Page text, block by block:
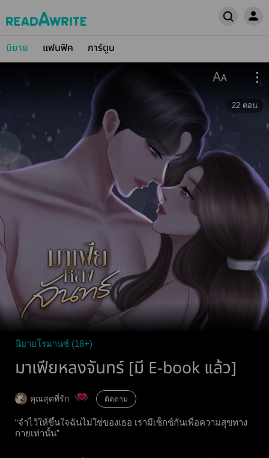
นิยาย แฟนฟิค การ์ตูน
22 ตอน
นิยายโรมานซ์ (18+)
มาเฟียหลงจันทร์ [มี E-book แล้ว]
คุณสุดที่รัก ติดตาม
“จำไว้ให้ขึ้นใจฉันไม่ใช่ของเธอ เรามีเซ็กซ์กันเพื่อความสุขทาง
กายเท่านั้น”